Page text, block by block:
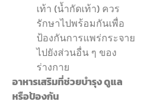
เท้า (น้ำกัดเท้า) ควร
รักษาไปพร้อมกันเพื่อ
ป้องกันการแพร่กระจาย
ไปยังส่วนอื่น ๆ ของ
ร่างกาย
อาหารเสริมที่ช่วยบำรุง ดูแล
หรือป้องกัน